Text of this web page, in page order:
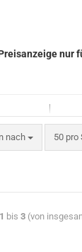
nur
nach 50 pro
1 bis 3 (von